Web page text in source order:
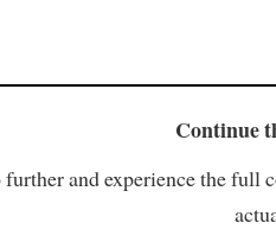
Continue
further and experience the full